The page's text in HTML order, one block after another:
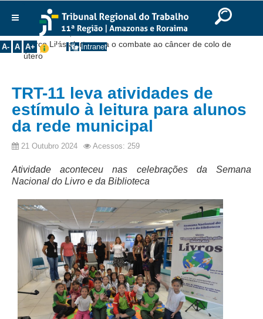
Ir para o rodapé
English
Português Español
A- A A+ Intranet
Institucional
Corregedoria
Composição
Turmas
Juízes Manaus
Juízes Roraima
Juízes Interior
Juízes Substitutos
Diretores
Comitês
Você está aqui:Início >> Notícias >>
Março Lilás alerta para o combate ao câncer de colo de
útero
TRT-11 leva atividades de
estímulo à leitura para alunos
da rede municipal
21 Outubro 2024 Acessos: 259
Atividade aconteceu nas celebrações da Semana
Nacional do Livro e da Biblioteca